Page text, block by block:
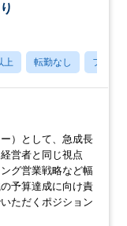
上 転勤なし フレッ
）として、急成長
営者と同じ視点
グ営業戦略など幅
予算達成に向け責
ただくポジション